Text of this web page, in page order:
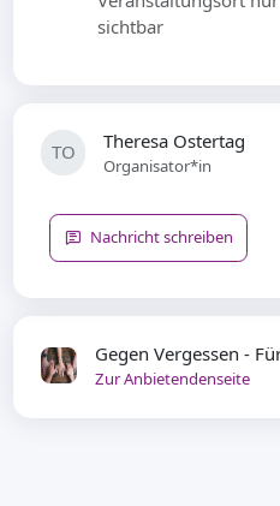
Gegen Vergessen -
Zur Anbietendenseite
TO Theresa Ostertag
Organisator*in
Nachricht schreiben
sichtbar